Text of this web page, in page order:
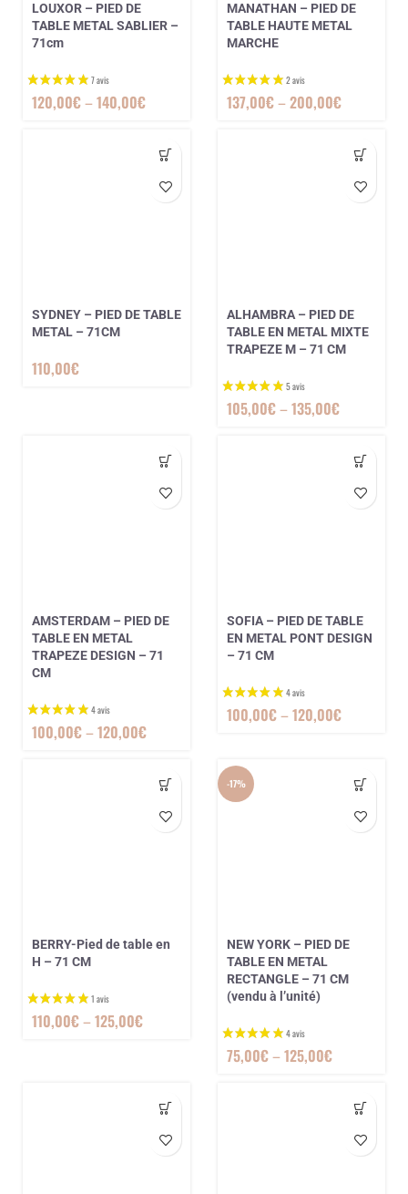
4 avis
LOUXOR – PIED DE
TABLE METAL SABLIER –
71cm
120,00€–140,00€
MANATHAN – PIED DE
TABLE HAUTE METAL
MARCHE
137,00€–200,00€
SYDNEY – PIED DE TABLE
METAL – 71CM
110,00€
ALHAMBRA – PIED DE
TABLE EN METAL MIXTE
TRAPEZE M – 71 CM
105,00€–135,00€
AMSTERDAM – PIED DE
TABLE EN METAL
TRAPEZE DESIGN – 71
CM
100,00€–120,00€
SOFIA – PIED DE TABLE
EN METAL PONT DESIGN
– 71 CM
100,00€–120,00€
BERRY-Pied de table en
H – 71 CM
110,00€–125,00€
-17%
NEW YORK – PIED DE
TABLE EN METAL
RECTANGLE – 71 CM
(vendu à l’unité)
75,00€–125,00€